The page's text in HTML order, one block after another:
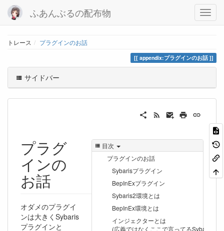
ふあんぶるの配布物
トレース プラグインのお話
appendix:プラグインのお話
サイドバー
目次
プラグインのお話
Sybarisプラグイン
BepInExプラグイン
Sybaris2環境とは
BepInEx環境とは
インジェクターとは
(広義ではなくここで言ってるSybaris2
プラグ
インの
お話
オダメのプラグイ
ンは大きくSybaris
プラグインと